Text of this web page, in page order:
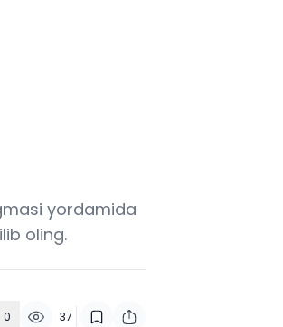
yordamida
oling.
0 37